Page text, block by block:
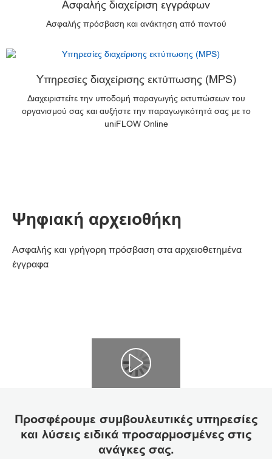
Ασφαλής διαχείριση εγγράφων
Ασφαλής πρόσβαση και ανάκτηση από παντού
Υπηρεσίες διαχείρισης εκτύπωσης (MPS)
Διαχειριστείτε την υποδομή παραγωγής εκτυπώσεων του
οργανισμού σας και αυξήστε την παραγωγικότητά σας με το
uniFLOW Online
Ψηφιακή αρχειοθήκη
Ασφαλής και γρήγορη πρόσβαση στα αρχειοθετημένα
έγγραφα
Προσφέρουμε συμβουλευτικές υπηρεσίες
και λύσεις ειδικά προσαρμοσμένες στις
ανάγκες σας.